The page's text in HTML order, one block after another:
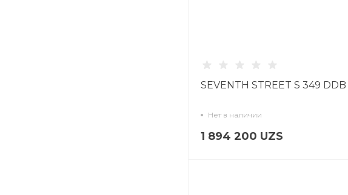
SEVENTH STREET S 349 DDB
Нет в наличии
1 894 200 UZS